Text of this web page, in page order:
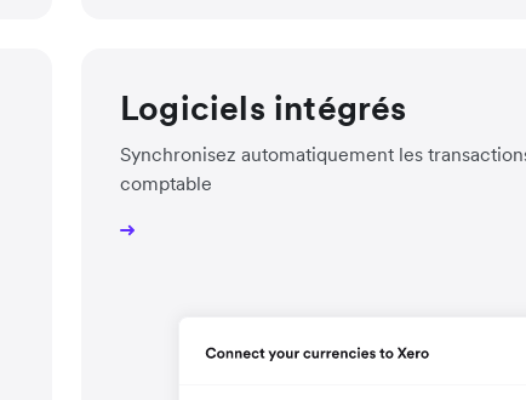
Logiciels intégrés
Synchronisez automatiquement les
comptable